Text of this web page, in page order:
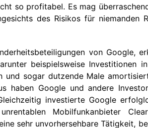
so profitabel. Es mag
des Risikos für niemanden
von Google,
beispielsweise Investitionen
und sogar dutzende Male
haben Google und andere
investierte Google
Mobilfunkanbieter
sehr unvorhersehbare Tätigkeit,